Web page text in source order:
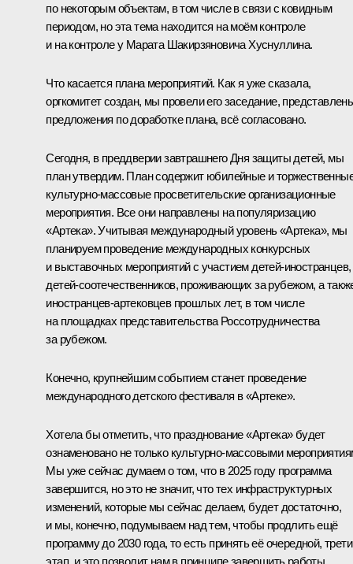
по некоторым объектам, в том числе в связи с ковидным
периодом, но эта тема находится на моём контроле
и на контроле у Марата Шакирзяновича Хуснуллина.
Что касается плана мероприятий. Как я уже сказала,
оргкомитет создан, мы провели его заседание,
предложения по доработке плана, всё согласовано.
Сегодня, в преддверии завтрашнего Дня защиты детей, мы
план утвердим. План содержит юбилейные и
культурно-массовые просветительские организационные
мероприятия. Все они направлены на популяризацию
«Артека». Учитывая международный уровень «Артека», мы
планируем проведение международных конкурсных
и выставочных мероприятий с участием детей-иностранцев,
детей-соотечественников, проживающих за рубежом, а
иностранцев-артековцев прошлых лет, в том числе
на площадках представительства Россотрудничества
за рубежом.
Конечно, крупнейшим событием станет проведение
международного детского фестиваля в «Артеке».
Хотела бы отметить, что празднование «Артека» будет
ознаменовано не только культурно-массовыми
Мы уже сейчас думаем о том, что в 2025 году программа
завершится, но это не значит, что тех инфраструктурных
изменений, которые мы сейчас делаем, будет достаточно,
и мы, конечно, подумываем над тем, чтобы продлить ещё
программу до 2030 года, то есть принять её очередной,
этап, и это позволит нам в принципе завершить работы